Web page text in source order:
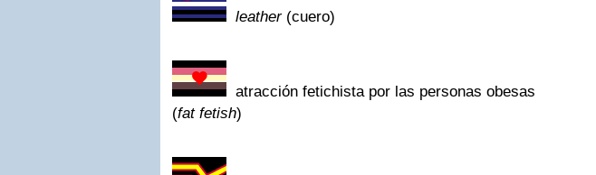
leather(cuero)
atracción fetichista por las personas obesas
(fat fetish)